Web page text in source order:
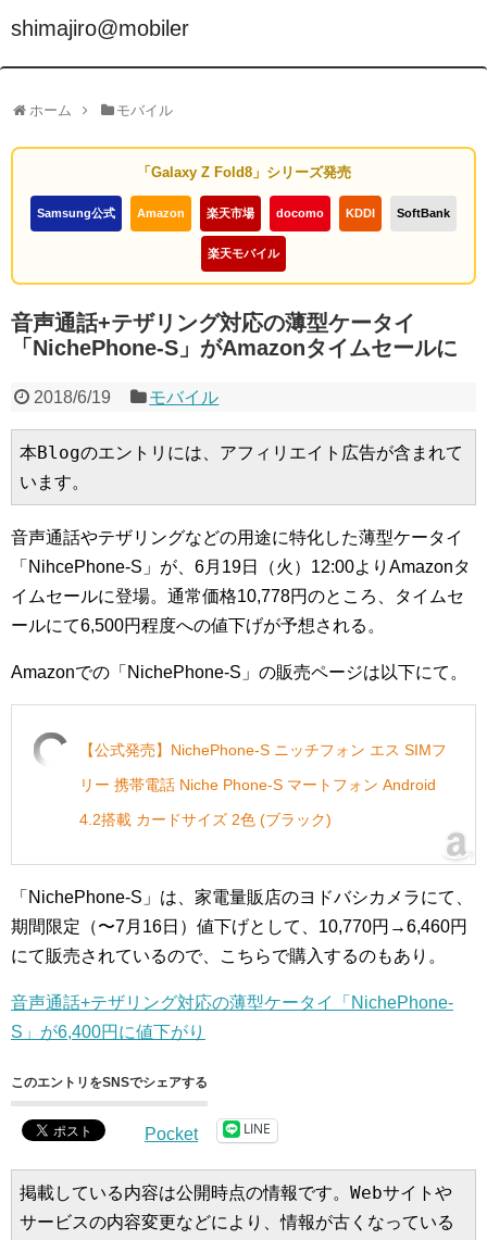
shimajiro@mobiler
ホーム モバイル
「Galaxy Z Fold8」シリーズ発売
Samsung公式 Amazon 楽天市場 docomo KDDI SoftBank
楽天モバイル
音声通話+テザリング対応の薄型ケータイ
「NichePhone-S」がAmazonタイムセールに
2018/6/19 モバイル
本Blogのエントリには、アフィリエイト広告が含まれて
います。
音声通話やテザリングなどの用途に特化した薄型ケータイ
「NihcePhone-S」が、6月19日（火）12:00よりAmazonタ
イムセールに登場。通常価格10,778円のところ、タイムセ
ールにて6,500円程度への値下げが予想される。
Amazonでの「NichePhone-S」の販売ページは以下にて。
【公式発売】NichePhone-S ニッチフォン エス SIMフ
リー 携帯電話 Niche Phone-S マートフォン Android
4.2搭載 カードサイズ 2色 (ブラック)
「NichePhone-S」は、家電量販店のヨドバシカメラにて、
期間限定（〜7月16日）値下げとして、10,770円→6,460円
にて販売されているので、こちらで購入するのもあり。
音声通話+テザリング対応の薄型ケータイ「NichePhone-
S」が6,400円に値下がり
このエントリをSNSでシェアする
Pocket LINE
掲載している内容は公開時点の情報です。Webサイトや
サービスの内容変更などにより、情報が古くなっている